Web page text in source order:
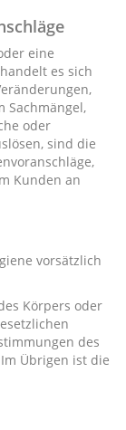
eine
es sich
Sachmängel,
oder
sind die
Kunden an
vorsätzlich
Körpers oder
des
Übrigen ist die